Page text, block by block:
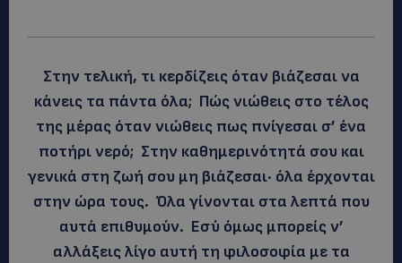
Στην τελική, τι κερδίζεις όταν βιάζεσαι να
κάνεις τα πάντα όλα; Πώς νιώθεις στο τέλος
της μέρας όταν νιώθεις πως πνίγεσαι σ’ ένα
ποτήρι νερό; Στην καθημερινότητά σου και
γενικά στη ζωή σου μη βιάζεσαι· όλα έρχονται
στην ώρα τους. Όλα γίνονται στα λεπτά που
αυτά επιθυμούν. Εσύ όμως μπορείς ν’
αλλάξεις λίγο αυτή τη φιλοσοφία με τα